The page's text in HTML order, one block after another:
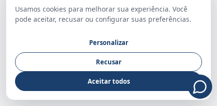
Usamos cookies para melhorar sua experiência. Você
pode aceitar, recusar ou configurar suas preferências.
Personalizar
Recusar
Aceitar todos